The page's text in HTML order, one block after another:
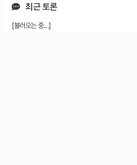
최근 토론
[불러오는 중...]